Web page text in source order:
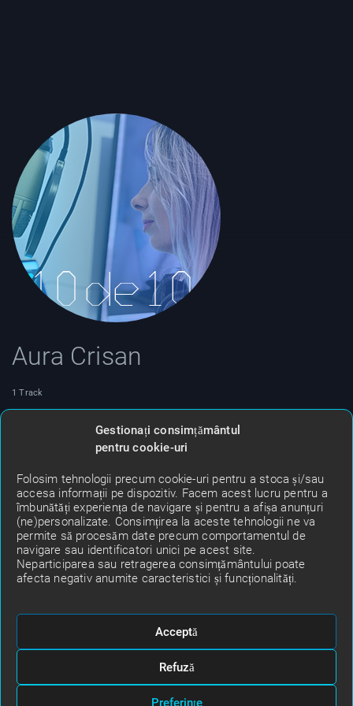
Gestionați consimțământul
pentru cookie-uri
Folosim tehnologii precum cookie-uri pentru a stoca și/sau
accesa informații pe dispozitiv. Facem acest lucru pentru a
îmbunătăți experiența de navigare și pentru a afișa anunțuri
(ne)personalizate. Consimțirea la aceste tehnologii ne va
permite să procesăm date precum comportamentul de
navigare sau identificatori unici pe acest site.
Neparticiparea sau retragerea consimțământului poate
afecta negativ anumite caracteristici și funcționalități.
Acceptă
Refuză
Preferințe
Aura Crisan
1 Track
Asculta noutatile muzicale in top 10 de 10 cu Aura Crisan, in
fiecare vineri de la ora 20:00, la radio Turda
Tracks Albums